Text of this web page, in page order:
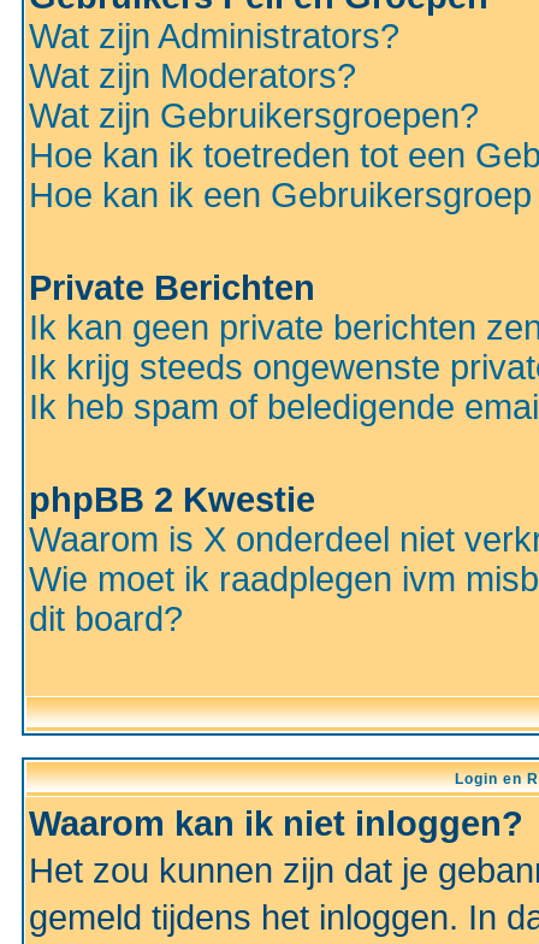
Wat zijn Administrators?
Wat zijn Moderators?
Wat zijn Gebruikersgroepen?
Hoe kan ik toetreden tot een
Hoe kan ik een
Private Berichten
Ik kan geen private berichten
Ik krijg steeds ongewenste
Ik heb spam of beledigende
phpBB 2 Kwestie
Waarom is X onderdeel niet
Wie moet ik raadplegen ivm
dit board?
Login en
Waarom kan ik niet inloggen?
Het zou kunnen zijn dat je
gemeld tijdens het inloggen. In